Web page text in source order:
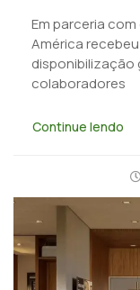
Em parceria
América
disponibilização
colaboradores
Continue lendo